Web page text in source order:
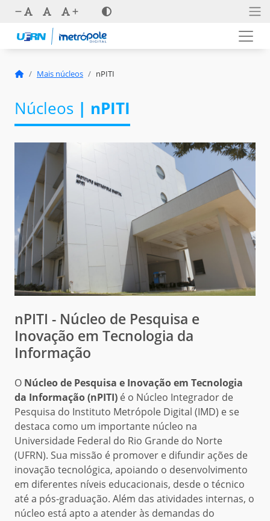
Mais núcleos nPITI
Núcleos | nPITI
nPITI - Núcleo de Pesquisa e
Inovação em Tecnologia da
Informação
O Núcleo de Pesquisa e Inovação em Tecnologia
da Informação (nPITI) é o Núcleo Integrador de
Pesquisa do Instituto Metrópole Digital (IMD) e se
destaca como um importante núcleo na
Universidade Federal do Rio Grande do Norte
(UFRN). Sua missão é promover e difundir ações de
inovação tecnológica, apoiando o desenvolvimento
em diferentes níveis educacionais, desde o técnico
até a pós-graduação. Além das atividades internas, o
núcleo está apto a atender às demandas do